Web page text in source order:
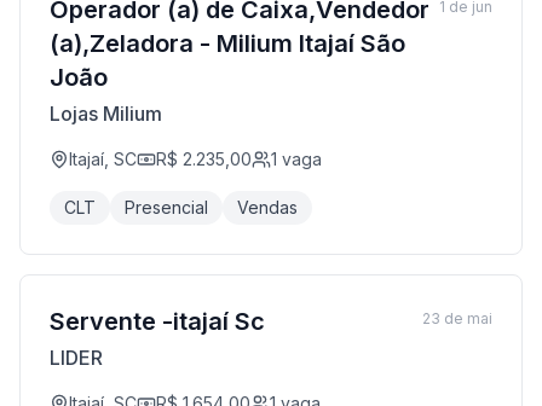
Operador (a) de Caixa,Vendedor
(a),Zeladora - Milium Itajaí São
João
Lojas Milium
Itajaí, SC R$ 2.235,00 1 vaga
CLT Presencial Vendas
1 de jun
Servente -itajaí Sc
LIDER
23 de mai